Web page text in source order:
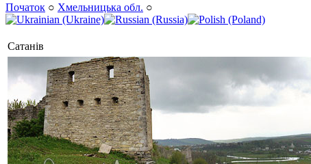
Початок ○ Хмельницька обл. ○
Сатанів